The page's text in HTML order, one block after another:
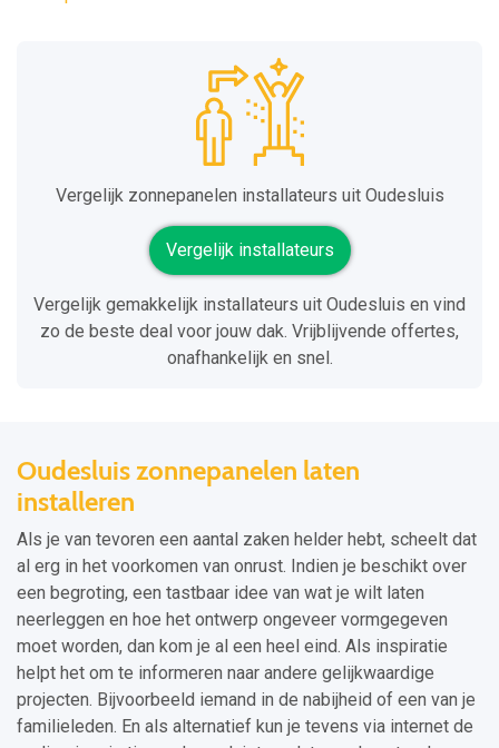
Vergelijk zonnepanelen installateurs uit Oudesluis
Vergelijk installateurs
Vergelijk gemakkelijk installateurs uit Oudesluis en vind
zo de beste deal voor jouw dak. Vrijblijvende offertes,
onafhankelijk en snel.
Oudesluis zonnepanelen laten
installeren
Als je van tevoren een aantal zaken helder hebt, scheelt dat
al erg in het voorkomen van onrust. Indien je beschikt over
een begroting, een tastbaar idee van wat je wilt laten
neerleggen en hoe het ontwerp ongeveer vormgegeven
moet worden, dan kom je al een heel eind. Als inspiratie
helpt het om te informeren naar andere gelijkwaardige
projecten. Bijvoorbeeld iemand in de nabijheid of een van je
familieleden. En als alternatief kun je tevens via internet de